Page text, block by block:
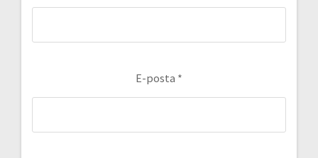
E-posta *